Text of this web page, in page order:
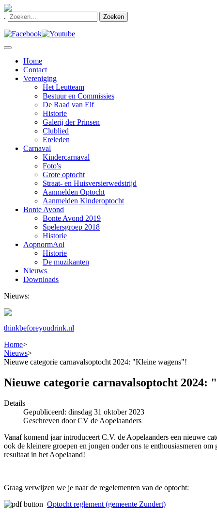
. Zoeken
Home
Contact
Vereniging
Het Leutteam
Bestuur en Commissies
De Raad van Elf
Historie
Galerij der Prinsen
Clublied
Ereleden
Carnaval
Kindercarnaval
Foto's
Grote optocht
Straat- en Huisversierwedstrijd
Aanmelden Optocht
Aanmelden Kinderoptocht
Bonte Avond
Bonte Avond 2019
Spelersgroep 2018
Historie
AopnormAol
Historie
De muzikanten
Nieuws
Downloads
Nieuws:
thinkbeforeyoudrink.nl
Home>
Nieuws>
Nieuwe categorie carnavalsoptocht 2024: "Kleine wagens"!
Nieuwe categorie carnavalsoptocht 2024:
Details
Gepubliceerd: dinsdag 31 oktober 2023
Geschreven door CV de Aopelaanders
Vanaf komend jaar introduceert C.V. de Aopelaanders een nieuwe
ook de kleinere groepen en jongen onder ons te enthousiasmeren
resultaat in het Aopelaand!
Graag verwijzen we je naar de regelementen van de optocht:
Optocht reglement (gemeente Zundert)